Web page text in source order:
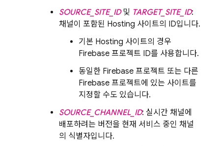
SOURCE_SITE_ID및 TARGET_SITE_ID:
채널이 포함된 Hosting 사이트의 ID입니다.
기본 Hosting 사이트의 경우
Firebase 프로젝트 ID를 사용합니다.
동일한 Firebase 프로젝트 또는 다른
Firebase 프로젝트에 있는 사이트를
지정할 수도 있습니다.
SOURCE_CHANNEL_ID: 실시간 채널에
배포하려는 버전을 현재 서비스 중인 채널
의 식별자입니다.